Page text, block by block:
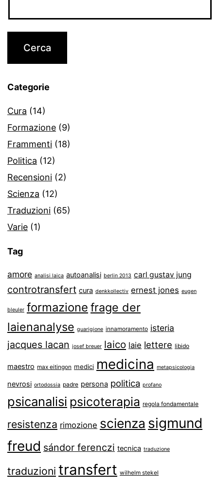
Categorie
Cura (14)
Formazione (9)
Frammenti (18)
Politica (12)
Recensioni (2)
Scienza (12)
Traduzioni (65)
Varie (1)
Tag
amore analisi laica autoanalisi berlin 2013 carl gustav jung
controtransfert cura denkkollectiv ernest jones eugen
bleuler formazione frage der
laienanalyse guarigione innamoramento isteria
jacques lacan josef breuer laico laie lettere libido
maestro max eitingon medici medicina metapsicologia
nevrosi ortodossia padre persona politica profano
psicanalisi psicoterapia regola fondamentale
resistenza rimozione scienza sigmund
freud sándor ferenczi tecnica traduzione
traduzioni transfert wilhelm stekel